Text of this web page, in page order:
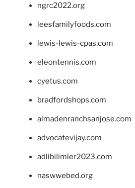
ngrc2022.org
leesfamilyfoods.com
lewis-lewis-cpas.com
eleontennis.com
cyetus.com
bradfordshops.com
almadenranchsanjose.com
advocatevijay.com
adlibilimler2023.com
naswwebed.org